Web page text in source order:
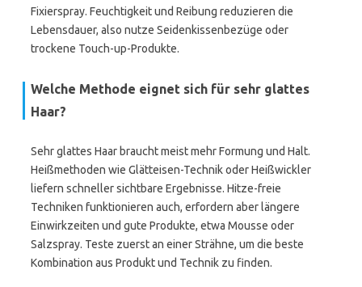
Fixierspray. Feuchtigkeit und Reibung reduzieren die
Lebensdauer, also nutze Seidenkissenbezüge oder
trockene Touch-up-Produkte.
Welche Methode eignet sich für sehr glattes
Haar?
Sehr glattes Haar braucht meist mehr Formung und Halt.
Heißmethoden wie Glätteisen-Technik oder Heißwickler
liefern schneller sichtbare Ergebnisse. Hitze-freie
Techniken funktionieren auch, erfordern aber längere
Einwirkzeiten und gute Produkte, etwa Mousse oder
Salzspray. Teste zuerst an einer Strähne, um die beste
Kombination aus Produkt und Technik zu finden.